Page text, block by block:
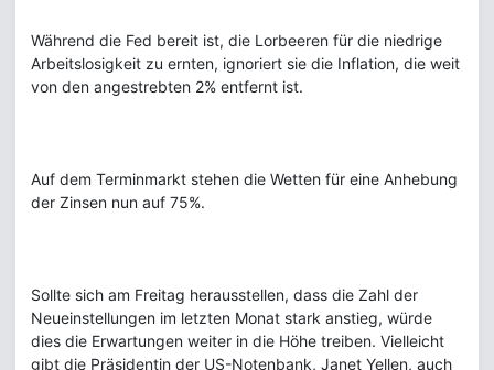
Während die Fed bereit ist, die Lorbeeren für die niedrige
Arbeitslosigkeit zu ernten, ignoriert sie die Inflation, die weit
von den angestrebten 2% entfernt ist.
Auf dem Terminmarkt stehen die Wetten für eine Anhebung
der Zinsen nun auf 75%.
Sollte sich am Freitag herausstellen, dass die Zahl der
Neueinstellungen im letzten Monat stark anstieg, würde
dies die Erwartungen weiter in die Höhe treiben. Vielleicht
gibt die Präsidentin der US-Notenbank, Janet Yellen, auch